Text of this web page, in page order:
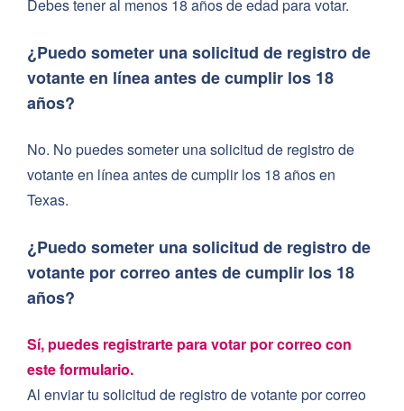
Debes tener al menos 18 años de edad para votar.
¿Puedo someter una solicitud de registro de
votante en línea antes de cumplir los 18
años?
No. No puedes someter una solicitud de registro de
votante en línea antes de cumplir los 18 años en
Texas.
¿Puedo someter una solicitud de registro de
votante por correo antes de cumplir los 18
años?
Sí, puedes registrarte para votar por correo con
este formulario.
Al enviar tu solicitud de registro de votante por correo